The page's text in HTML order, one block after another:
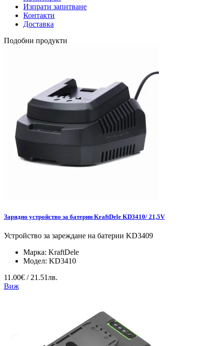
Изпрати запитване
Контакти
Доставка
Подобни продукти
Зарядно устройство за батерии KraftDele KD3410/ 21,5V
Устройство за зареждане на батерии KD3409
Марка: KraftDele
Модел: KD3410
11.00€ / 21.51лв.
Виж